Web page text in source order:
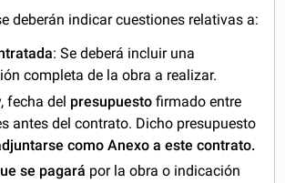
deberán indicar cuestiones relativas a:
: Se deberá incluir una
completa de la obra a realizar.
fecha del presupuesto firmado entre
antes del contrato. Dicho presupuesto
como Anexo a este contrato.
se pagará por la obra o indicación